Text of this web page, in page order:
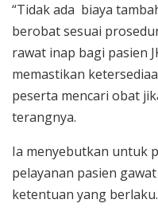
“Tidak ada biaya
berobat sesuai
rawat inap bagi pasien
memastikan
peserta mencari obat
terangnya.
Ia menyebutkan untuk
pelayanan pasien
ketentuan yang berlaku.